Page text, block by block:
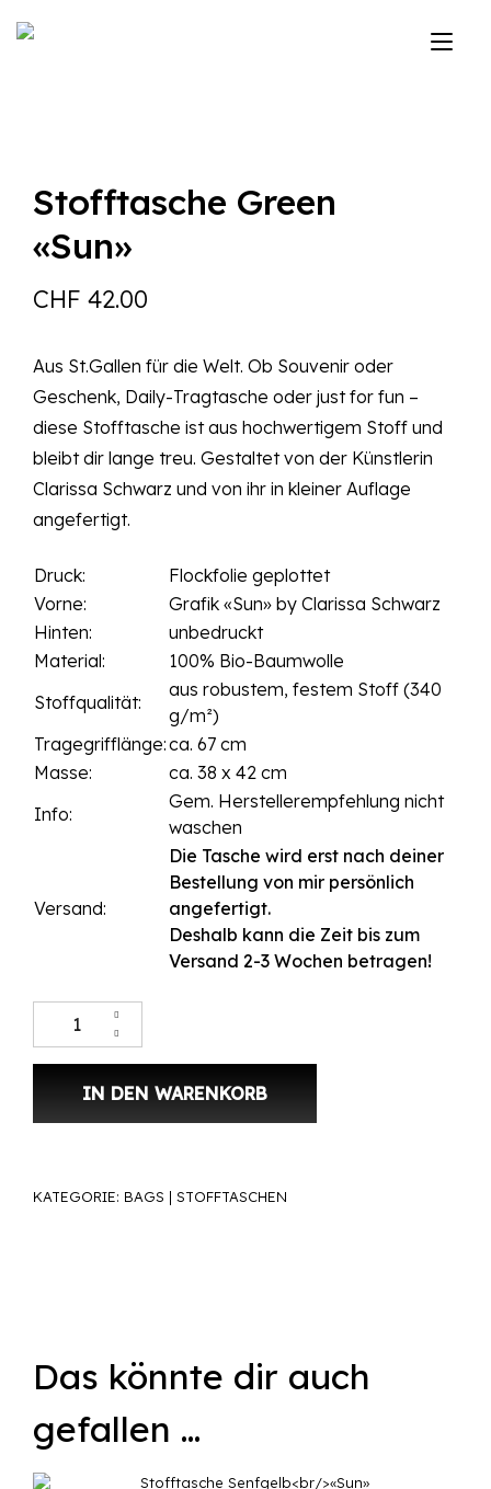
Inhalt
Stofftasche Green
«Sun»
CHF 42.00
Aus St.Gallen für die Welt. Ob Souvenir oder
Geschenk, Daily-Tragtasche oder just for fun –
diese Stofftasche ist aus hochwertigem Stoff und
bleibt dir lange treu. Gestaltet von der Künstlerin
Clarissa Schwarz und von ihr in kleiner Auflage
angefertigt.
Druck:
Flockfolie geplottet
Vorne:
Grafik «Sun» by Clarissa Schwarz
Hinten:
unbedruckt
Material:
100% Bio-Baumwolle
Stoffqualität:
aus robustem, festem Stoff (340
g/m²)
Tragegrifflänge:ca. 67 cm
Masse:
ca. 38 x 42 cm
Info:
Gem. Herstellerempfehlung nicht
waschen
Versand:
Die Tasche wird erst nach deiner
Bestellung von mir persönlich
angefertigt.
Deshalb kann die Zeit bis zum
Versand 2-3 Wochen betragen!
Stofftasche Green«Sun» Menge
IN DEN WARENKORB
KATEGORIE: BAGS | STOFFTASCHEN
Das könnte dir auch
gefallen …